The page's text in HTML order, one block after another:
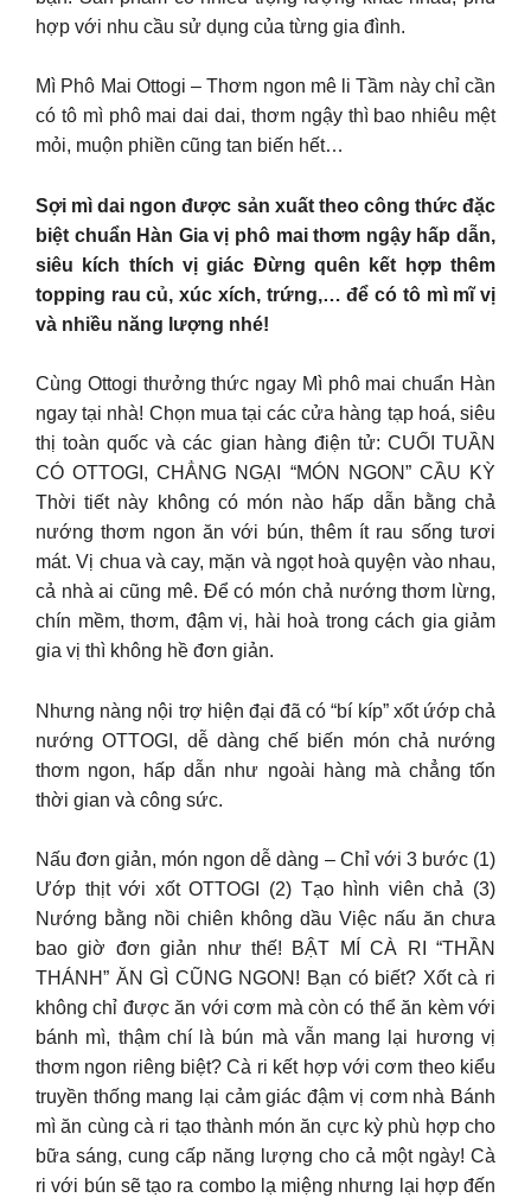
hợp với nhu cầu sử dụng của từng gia đình.
Mì Phô Mai Ottogi – Thơm ngon mê li Tầm này chỉ cần
có tô mì phô mai dai dai, thơm ngậy thì bao nhiêu mệt
mỏi, muộn phiền cũng tan biến hết…
Sợi mì dai ngon được sản xuất theo công thức đặc
biệt chuẩn Hàn Gia vị phô mai thơm ngậy hấp dẫn,
siêu kích thích vị giác Đừng quên kết hợp thêm
topping rau củ, xúc xích, trứng,… để có tô mì mĩ vị
và nhiều năng lượng nhé!
Cùng Ottogi thưởng thức ngay Mì phô mai chuẩn Hàn
ngay tại nhà! Chọn mua tại các cửa hàng tạp hoá, siêu
thị toàn quốc và các gian hàng điện tử: CUỐI TUẦN
CÓ OTTOGI, CHẲNG NGẠI “MÓN NGON” CẦU KỲ
Thời tiết này không có món nào hấp dẫn bằng chả
nướng thơm ngon ăn với bún, thêm ít rau sống tươi
mát. Vị chua và cay, mặn và ngọt hoà quyện vào nhau,
cả nhà ai cũng mê. Để có món chả nướng thơm lừng,
chín mềm, thơm, đậm vị, hài hoà trong cách gia giảm
gia vị thì không hề đơn giản.
Nhưng nàng nội trợ hiện đại đã có “bí kíp” xốt ứớp chả
nướng OTTOGI, dễ dàng chế biến món chả nướng
thơm ngon, hấp dẫn như ngoài hàng mà chẳng tốn
thời gian và công sức.
Nấu đơn giản, món ngon dễ dàng – Chỉ với 3 bước (1)
Ướp thịt với xốt OTTOGI (2) Tạo hình viên chả (3)
Nướng bằng nồi chiên không dầu Việc nấu ăn chưa
bao giờ đơn giản như thế! BẬT MÍ CÀ RI “THẦN
THÁNH” ĂN GÌ CŨNG NGON! Bạn có biết? Xốt cà ri
không chỉ được ăn với cơm mà còn có thể ăn kèm với
bánh mì, thậm chí là bún mà vẫn mang lại hương vị
thơm ngon riêng biệt? Cà ri kết hợp với cơm theo kiểu
truyền thống mang lại cảm giác đậm vị cơm nhà Bánh
mì ăn cùng cà ri tạo thành món ăn cực kỳ phù hợp cho
bữa sáng, cung cấp năng lượng cho cả một ngày! Cà
ri với bún sẽ tạo ra combo lạ miệng nhưng lại hợp đến